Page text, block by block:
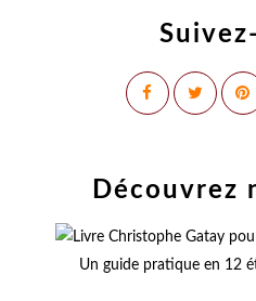
Découvrez
Un guide pratique en 12